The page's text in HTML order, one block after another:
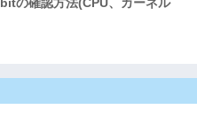
の確認方法(CPU、カーネル